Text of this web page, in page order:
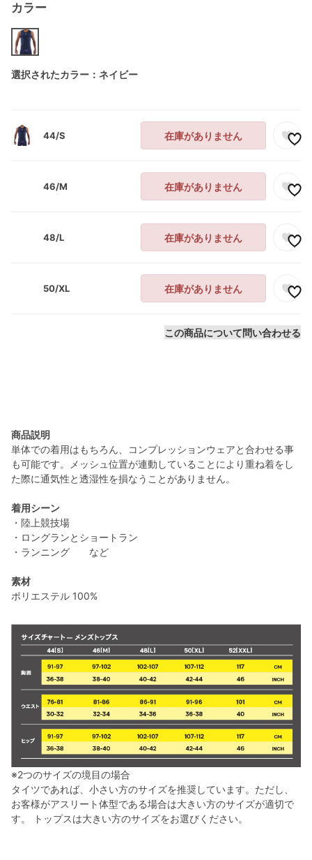
カラー
選択されたカラー：ネイビー
44/S 在庫がありません
46/M 在庫がありません
48/L 在庫がありません
50/XL 在庫がありません
この商品について問い合わせる
商品説明
単体での着用はもちろん、コンプレッションウェアと合わせる事
も可能です。メッシュ位置が連動していることにより重ね着をし
た際に通気性と透湿性を損なうことがありません。
着用シーン
・陸上競技場
・ロングランとショートラン
・ランニング など
素材
ポリエステル 100%
※2つのサイズの境目の場合
タイツであれば、小さい方のサイズを推奨しています。ただし、
お客様がアスリート体型である場合は大きい方のサイズが適切で
す。 トップスは大きい方のサイズをお選びください。